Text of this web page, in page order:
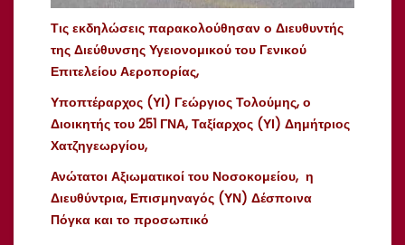
Τις εκδηλώσεις παρακολούθησαν ο Διευθυντής
της Διεύθυνσης Υγειονομικού του Γενικού
Επιτελείου Αεροπορίας,
Υποπτέραρχος (ΥΙ) Γεώργιος Τολούμης, ο
Διοικητής του 251 ΓΝΑ, Ταξίαρχος (ΥΙ) Δημήτριος
Χατζηγεωργίου,
Ανώτατοι Αξιωματικοί του Νοσοκομείου, η
Διευθύντρια, Επισμηναγός (ΥΝ) Δέσποινα
Πόγκα και το προσωπικό